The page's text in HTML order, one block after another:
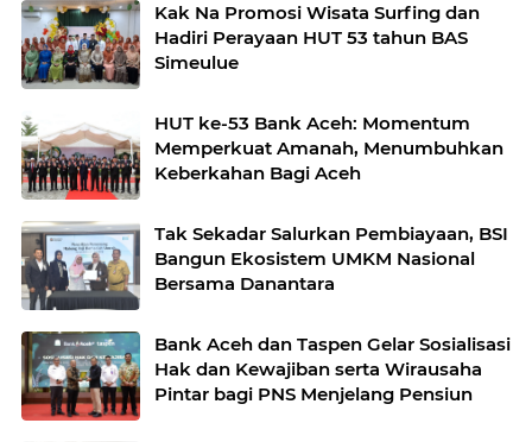
Kak Na Promosi Wisata Surfing dan
Hadiri Perayaan HUT 53 tahun BAS
Simeulue
HUT ke-53 Bank Aceh: Momentum
Memperkuat Amanah, Menumbuhkan
Keberkahan Bagi Aceh
Tak Sekadar Salurkan Pembiayaan, BSI
Bangun Ekosistem UMKM Nasional
Bersama Danantara
Bank Aceh dan Taspen Gelar Sosialisasi
Hak dan Kewajiban serta Wirausaha
Pintar bagi PNS Menjelang Pensiun